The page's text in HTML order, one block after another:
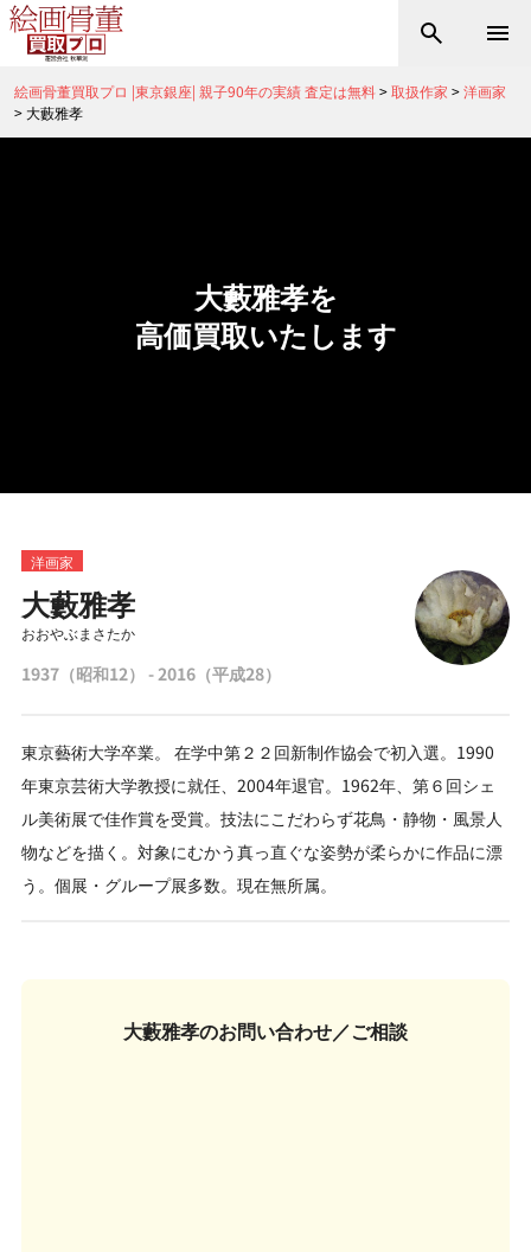
絵画骨董買取プロ |東京銀座| 親子90年の実績 査定は無料>取扱作家 >洋画家
>大藪雅孝
大藪雅孝を
高価買取いたします
洋画家
大藪雅孝
おおやぶまさたか
1937（昭和12） - 2016（平成28）
東京藝術大学卒業。 在学中第２２回新制作協会で初入選。1990
年東京芸術大学教授に就任、2004年退官。1962年、第６回シェ
ル美術展で佳作賞を受賞。技法にこだわらず花鳥・静物・風景人
物などを描く。対象にむかう真っ直ぐな姿勢が柔らかに作品に漂
う。個展・グループ展多数。現在無所属。
大藪雅孝のお問い合わせ／ご相談